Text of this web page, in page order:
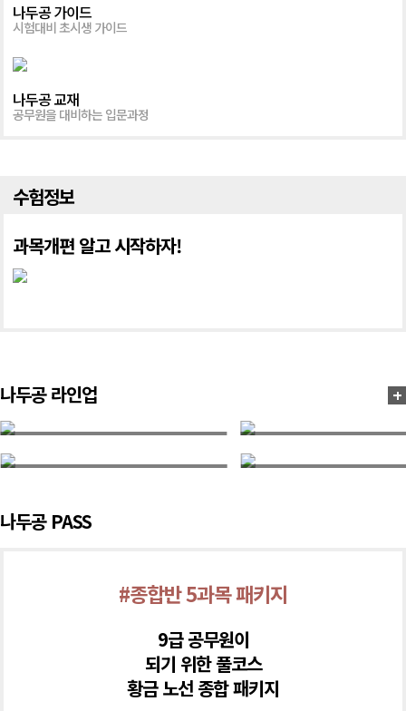
나두공 가이드
시험대비 초시생 가이드
나두공 교재
공무원을 대비하는 입문과정
수험정보
과목개편 알고 시작하자!
나두공 라인업 +
필기 시험 합격으로 끝이 아니다! 공무원
김수진 교수님
합격을 향한 전략으로 파워있
전현주 교수님
형사소송법
전강우 교수님
나두공 PASS
#종합반 5과목 패키지
9급 공무원이
되기 위한 풀코스
황금 노선 종합 패키지